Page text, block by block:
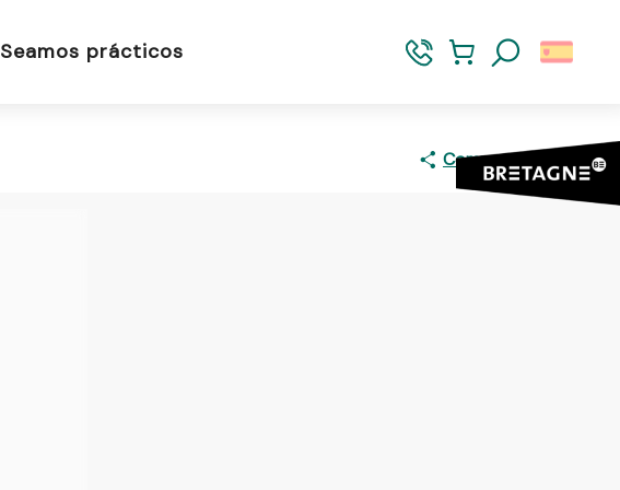
Seamos prácticos
Compartir